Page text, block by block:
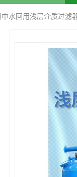
水回用浅层介质过滤